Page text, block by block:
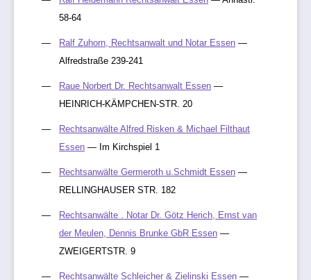
58-64
Ralf Zuhorn, Rechtsanwalt und Notar Essen —
Alfredstraße 239-241
Raue Norbert Dr. Rechtsanwalt Essen —
HEINRICH-KÄMPCHEN-STR. 20
Rechtsanwälte Alfred Risken & Michael Filthaut
Essen — Im Kirchspiel 1
Rechtsanwälte Germeroth u.Schmidt Essen —
RELLINGHAUSER STR. 182
Rechtsanwälte . Notar Dr. Götz Herich, Ernst van
der Meulen, Dennis Brunke GbR Essen —
ZWEIGERTSTR. 9
Rechtsanwälte Schleicher & Zielinski Essen —